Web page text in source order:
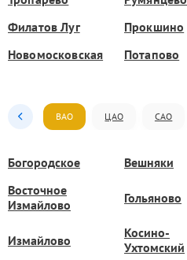
Филатов Луг
Прокшино
Новомосковская
Потапово
ВАО ЦАО САО
Богородское Вешняки
Восточное
Измайлово
Гольяново
Измайлово
Косино-
Ухтомский